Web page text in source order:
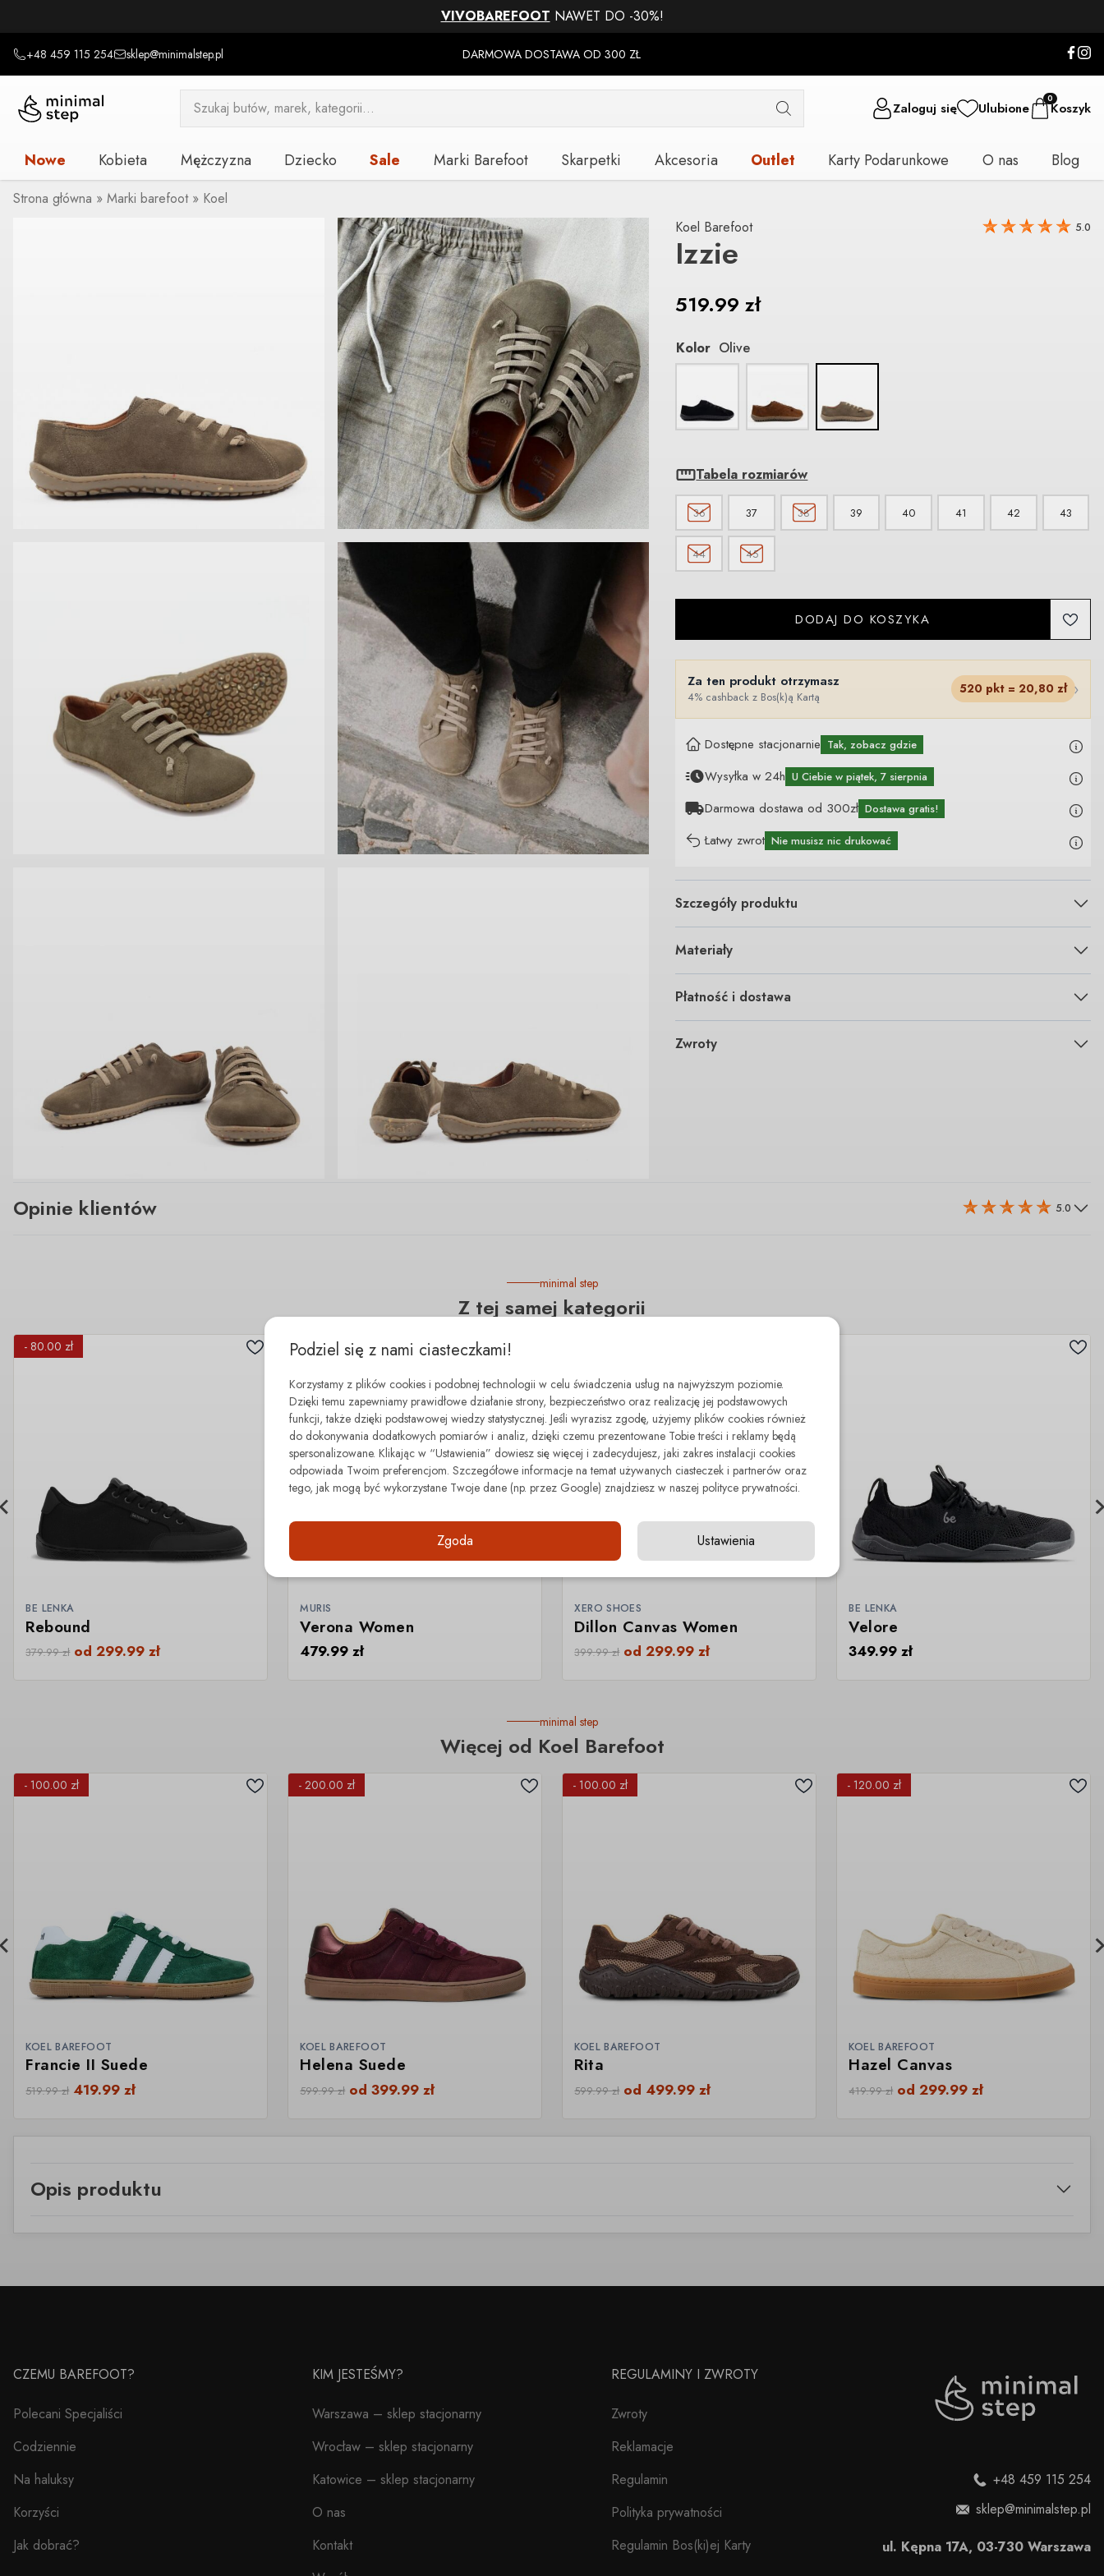
VIVOBAREFOOT NAWET DO -30%!
+48 459 115 254 sklep@minimalstep.pl DARMOWA DOSTAWA OD 300 ZŁ
Wyszukiwarka
produktów Zaloguj się Ulubione
0
Koszyk
Nowe Kobieta Mężczyzna Dziecko Sale Marki Barefoot Skarpetki Akcesoria Outlet Karty Podarunkowe O nas Blog
Strona główna » Marki barefoot» Koel
Koel Barefoot
5.0
Izzie
519.99zł
Kolor Olive
Tabela rozmiarów
36 37 38 39 40 41 42 43
44 45
DODAJ DO KOSZYKA
Za ten produkt otrzymasz
4% cashback z Bos(k)ą Kartą
520 pkt = 20,80 zł ›
Dostępne stacjonarnie Tak, zobacz gdzie
Wysyłka w 24h U Ciebiew piątek, 7 sierpnia
Darmowa dostawa od 300zł Dostawa gratis!
Łatwy zwrot Nie musisz nic drukować
Szczegóły produktu
Materiały
Płatność i dostawa
Zwroty
Opinie klientów 5.0
minimal step
Z tej samej kategorii
- 80.00 zł
BE LENKA
Rebound
379.99zł od299.99zł
MURIS
Verona Women
479.99zł
XERO SHOES
Dillon Canvas Women
399.99zł od299.99zł
BE LENKA
Velore
349.99zł
minimal step
Więcej od Koel Barefoot
- 100.00 zł
KOEL BAREFOOT
Francie II Suede
519.99zł 419.99zł
- 200.00 zł
KOEL BAREFOOT
Helena Suede
599.99zł od399.99zł
- 100.00 zł
KOEL BAREFOOT
Rita
599.99zł od 499.99zł
- 120.00 zł
KOEL BAREFOOT
Hazel Canvas
419.99zł od299.99zł
Opis produktu
CZEMU BAREFOOT?
Polecani Specjaliści
Codziennie
Na haluksy
Korzyści
Jak dobrać?
KIM JESTEŚMY?
Warszawa – sklep stacjonarny
Wrocław – sklep stacjonarny
Katowice – sklep stacjonarny
O nas
Kontakt
REGULAMINY I ZWROTY
Zwroty
Reklamacje
Regulamin
Polityka prywatności
Regulamin Bos(ki)ej Karty
+48 459 115 254
sklep@minimalstep.pl
ul. Kępna 17A, 03-730 Warszawa
Podziel się z nami ciasteczkami!
Korzystamy z plików cookies i podobnej technologii w celu świadczenia usług na najwyższym poziomie.
Dzięki temu zapewniamy prawidłowe działanie strony, bezpieczeństwo oraz realizację jej podstawowych
funkcji, także dzięki podstawowej wiedzy statystycznej. Jeśli wyrazisz zgodę, użyjemy plików cookies również
do dokonywania dodatkowych pomiarów i analiz, dzięki czemu prezentowane Tobie treści i reklamy będą
spersonalizowane. Klikając w “Ustawienia” dowiesz się więcej i zadecydujesz, jaki zakres instalacji cookies
odpowiada Twoim preferencjom. Szczegółowe informacje na temat używanych ciasteczek i partnerów oraz
tego, jak mogą być wykorzystane Twoje dane (np. przez Google) znajdziesz w naszej polityce prywatności.
Zgoda Ustawienia